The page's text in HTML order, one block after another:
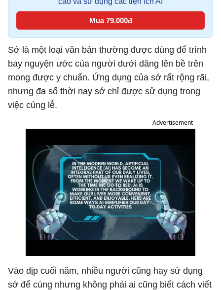
Mua 79.000đ
Sớ là một loại văn bản thường được dùng để trình
bay nguyện ước của người dưới dâng lên bề trên
mong được y chuẩn. Ứng dụng của sớ rất rộng rãi,
nhưng đa số thời nay sớ chỉ được sử dụng trong
việc cúng lễ.
Advertisement
Vào dịp cuối năm, nhiều người cũng hay sử dụng
sớ để cúng nhưng không phải ai cũng biết cách viết